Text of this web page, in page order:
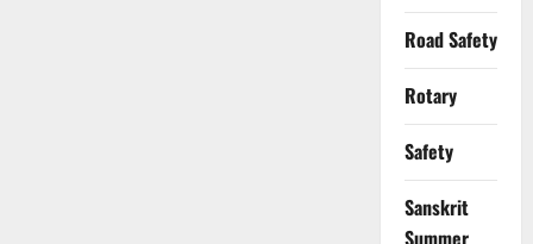
Road Safety
Rotary
Safety
Sanskrit